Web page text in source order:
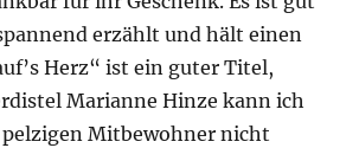
erzählt und hält einen
Herz“ ist ein guter Titel,
Marianne Hinze kann ich
Mitbewohner nicht